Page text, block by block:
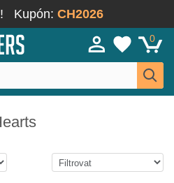
Kupón: CH2026
0